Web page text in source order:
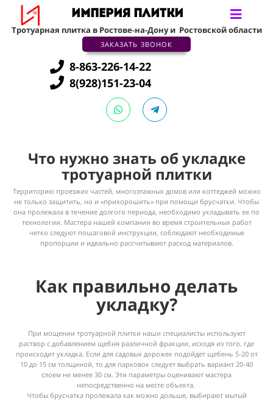
ИМПЕРИЯ ПЛИТКИ
Тротуарная плитка в Ростове-на-Дону и Ростовской области
ЗАКАЗАТЬ ЗВОНОК
8-863-226-14-22
8(928)151-23-04
Что нужно знать об укладке
тротуарной плитки
Территорию проезжих частей, многоэтажных домов или коттеджей можно
не только защитить, но и «прихорошить» при помощи брусчатки. Чтобы
она пролежала в течение долгого периода, необходимо укладывать ее по
технологии. Мастера нашей компании во время строительных работ
четко следуют пошаговой инструкции, соблюдают необходимые
пропорции и идеально рассчитывают расход материалов.
Как правильно делать
укладку?
При мощении тротуарной плитки наши специалисты используют
раствор с добавлением щебня различной фракции, исходя из того, где
происходит укладка. Если для садовых дорожек подойдет щебень 5-20 от
10 до 15 см толщиной, то для парковок следует выбрать вариант 20-40
слоем не менее 30 см. Эти параметры оценивают мастера
непосредственно на месте объекта.
Чтобы брусчатка пролежала как можно дольше, выбирают мытый